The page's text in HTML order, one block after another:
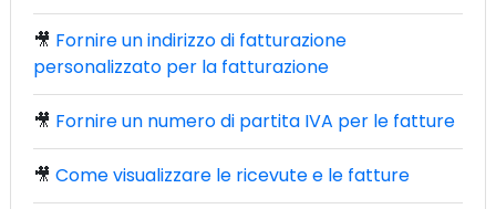
🎥 Fornire un indirizzo di fatturazione
personalizzato per la fatturazione
🎥 Fornire un numero di partita IVA per le fatture
🎥 Come visualizzare le ricevute e le fatture